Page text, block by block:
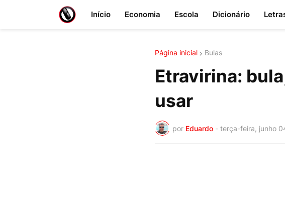
Início Economia Escola Dicionário
Página inicial Bulas
Etravirina:
usar
por Eduardo - terça-feira, junho